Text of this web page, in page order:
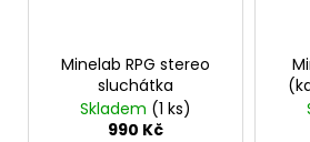
Minelab RPG stereo
sluchátka
Skladem (1 ks)
990 Kč
pro